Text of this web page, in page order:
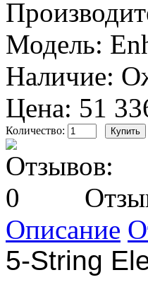
Модель:
Наличие:
Цена: 51
Количество:
Описание
5-String